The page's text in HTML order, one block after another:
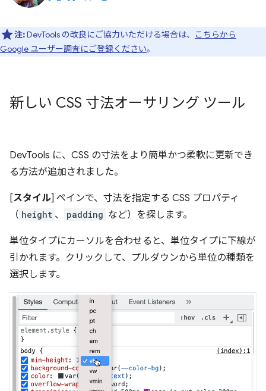
注:DevTools の改良にご協力いただける場合は、
こちらから
Google ユーザー調査にご登録ください。
新しい CSS 寸法オーサリング ツール
DevTools に、CSS の寸法をより簡単かつ柔軟に更新でき
る方法が追加されました。
[スタイル] ペインで、寸法を指定する CSS プロパティ
（ height 、 padding など）を探します。
単位タイプにカーソルを合わせると、単位タイプに下線が
引かれます。クリックして、プルダウンから単位の種類を
選択します。